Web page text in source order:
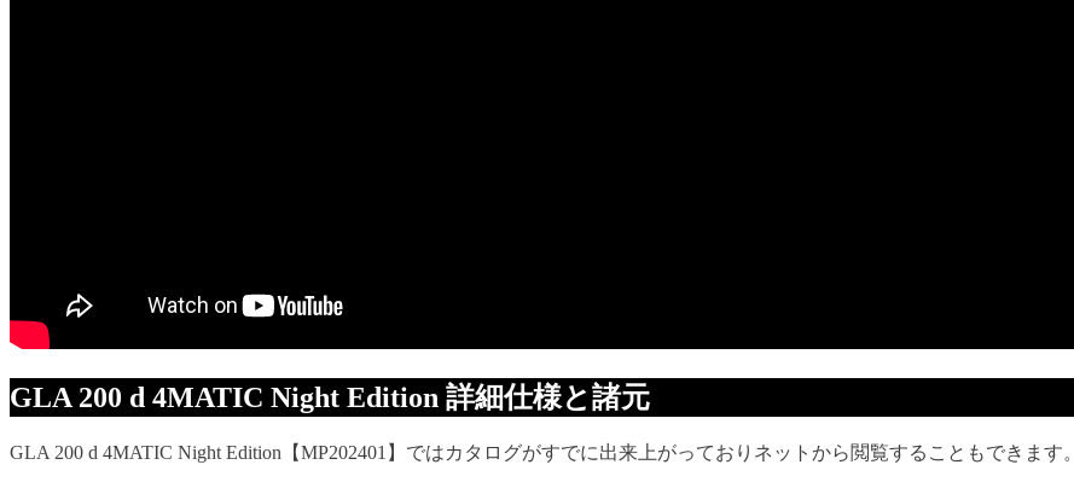
GLA 200 d 4MATIC Night Edition 詳細仕様と諸元
GLA 200 d 4MATIC Night Edition【MP202401】ではカタログがすでに出来上がっておりネットから閲覧することもできます。